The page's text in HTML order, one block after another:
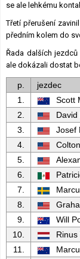
se ale lehkému
Třetí přerušení
předním kolem do
Řada dalších
ale dokázali dostat
p. jezdec
1.
Scott
2.
David
3.
Josef
4.
5.
6.
7.
8.
9.
Will
10.
Rinus
11.